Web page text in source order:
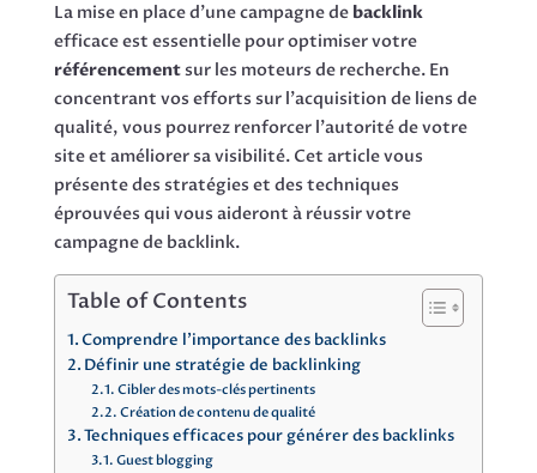
La mise en place d’une campagne de backlink
efficace est essentielle pour optimiser votre
référencementsur les moteurs de recherche. En
concentrant vos efforts sur l’acquisition de liens de
qualité, vous pourrez renforcer l’autorité de votre
site et améliorer sa visibilité. Cet article vous
présente des stratégies et des techniques
éprouvées qui vous aideront à réussir votre
campagne de backlink.
Table of Contents
Comprendre l’importance des backlinks
Définir une stratégie de backlinking
Cibler des mots-clés pertinents
Création de contenu de qualité
Techniques efficaces pour générer des backlinks
Guest blogging